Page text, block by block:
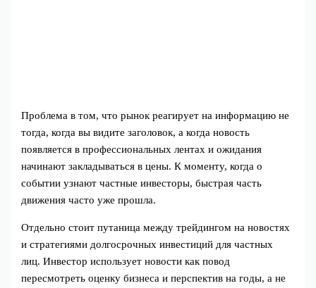
Проблема в том, что рынок реагирует на информацию не
тогда, когда вы видите заголовок, а когда новость
появляется в профессиональных лентах и ожидания
начинают закладываться в цены. К моменту, когда о
событии узнают частные инвесторы, быстрая часть
движения часто уже прошла.
Отдельно стоит путаница между трейдингом на новостях
и стратегиями долгосрочных инвестиций для частных
лиц. Инвестор использует новости как повод
пересмотреть оценку бизнеса и перспектив на годы, а не